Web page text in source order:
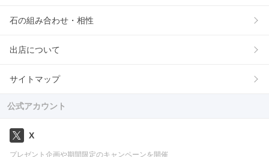
石の組み合わせ・相性
出店について
サイトマップ
公式アカウント
X
プレゼント企画や期間限定のキャンペーンを開催